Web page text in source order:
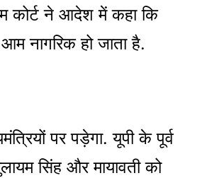
कोर्ट ने आदेश में कहा कि
नागरिक हो जाता है.
पर पड़ेगा. यूपी के पूर्व
सिंह और मायावती को